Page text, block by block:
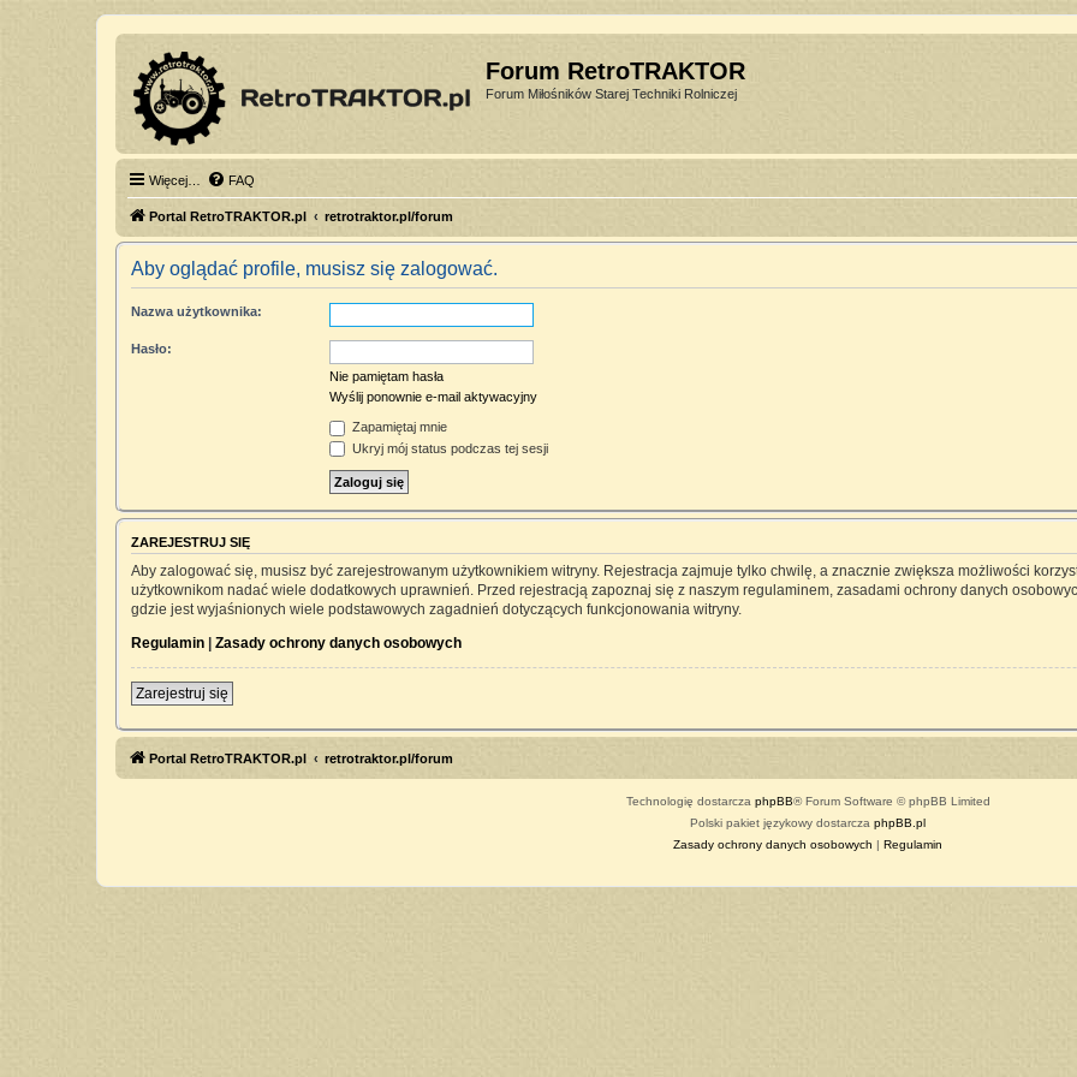
Forum RetroTRAKTOR
Forum Miłośników Starej Techniki Rolniczej
Więcej… FAQ
Portal RetroTRAKTOR.pl retrotraktor.pl/forum
Aby oglądać profile, musisz się zalogować.
Nazwa użytkownika:
Hasło:
Nie pamiętam hasła
Wyślij ponownie e-mail aktywacyjny
Zapamiętaj mnie
Ukryj mój status podczas tej sesji
ZAREJESTRUJ SIĘ
Aby zalogować się, musisz być zarejestrowanym użytkownikiem witryny. Rejestracja zajmuje tylko chwilę, a znacznie zwiększa możliwości
użytkownikom nadać wiele dodatkowych uprawnień. Przed rejestracją zapoznaj się z naszym regulaminem, zasadami ochrony danych
gdzie jest wyjaśnionych wiele podstawowych zagadnień dotyczących funkcjonowania witryny.
Regulamin | Zasady ochrony danych osobowych
Zarejestruj się
Portal RetroTRAKTOR.pl retrotraktor.pl/forum
Technologię dostarcza phpBB® Forum Software © phpBB Limited
Polski pakiet językowy dostarcza phpBB.pl
Zasady ochrony danych osobowych | Regulamin